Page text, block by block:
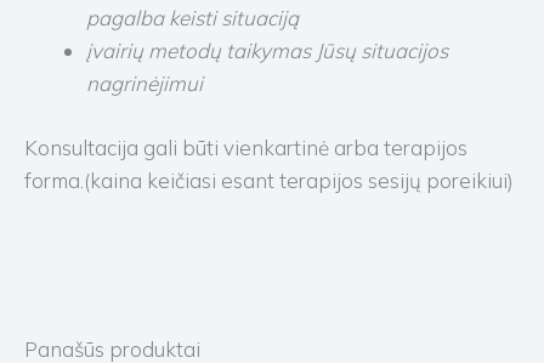
pagalba keisti situaciją
įvairių metodų taikymas Jūsų situacijos
nagrinėjimui
Konsultacija gali būti vienkartinė arba terapijos
forma.(kaina keičiasi esant terapijos sesijų poreikiui)
Panašūs produktai